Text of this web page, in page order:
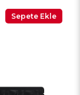
Sepete Ekle